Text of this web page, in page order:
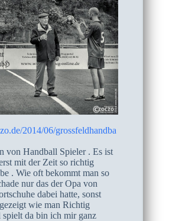
2014/06/grossfeldhandba
von Handball Spieler . Es ist
mit der Zeit so richtig
. Wie oft bekommt man so
nur das der Opa von
dabei hatte, sonst
wie man Richtig
da bin ich mir ganz